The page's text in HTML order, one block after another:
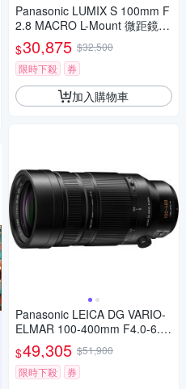
Panasonic LUMIX S 100mm F
2.8 MACRO L-Mount 微距鏡頭
公司貨 S-E100
$30,875 $32,500
限時下殺
券
加入購物車
Panasonic LEICA DG VARIO-
ELMAR 100-400mm F4.0-6.3
II ASPH.POWER O.I.S. 超長焦
變焦鏡頭 公司貨 H-RSA10040
0G
$49,305 $51,900
限時下殺
券